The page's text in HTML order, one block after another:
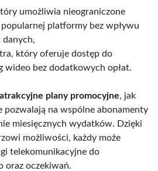
umożliwia nieograniczone
platformy bez wpływu
danych,
który oferuje dostęp do
wideo bez dodatkowych opłat.
atrakcyjne plany promocyjne, jak
pozwalają na wspólne abonamenty
miesięcznych wydatków. Dzięki
możliwości, każdy może
telekomunikacyjne do
oraz oczekiwań.